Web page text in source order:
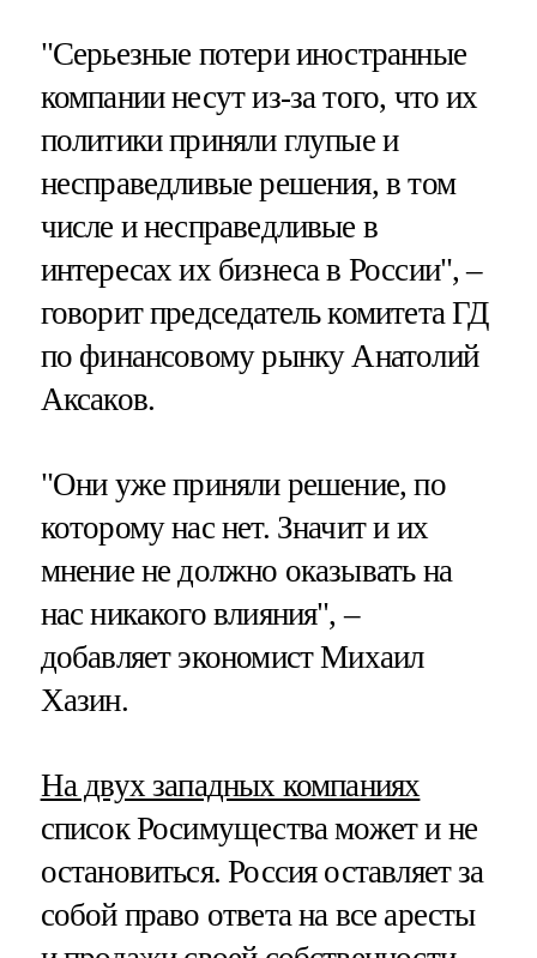
"Серьезные потери иностранные
компании несут из-за того, что их
политики приняли глупые и
несправедливые решения, в том
числе и несправедливые в
интересах их бизнеса в России", –
говорит председатель комитета ГД
по финансовому рынку Анатолий
Аксаков.
"Они уже приняли решение, по
которому нас нет. Значит и их
мнение не должно оказывать на
нас никакого влияния", –
добавляет экономист Михаил
Хазин.
На двух западных компаниях
список Росимущества может и не
остановиться. Россия оставляет за
собой право ответа на все аресты